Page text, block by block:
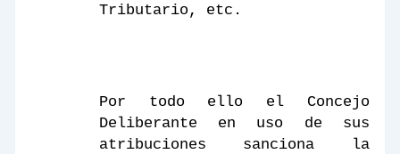
Tributario, etc.
Por todo ello el Concejo
Deliberante en uso de sus
atribuciones sanciona la